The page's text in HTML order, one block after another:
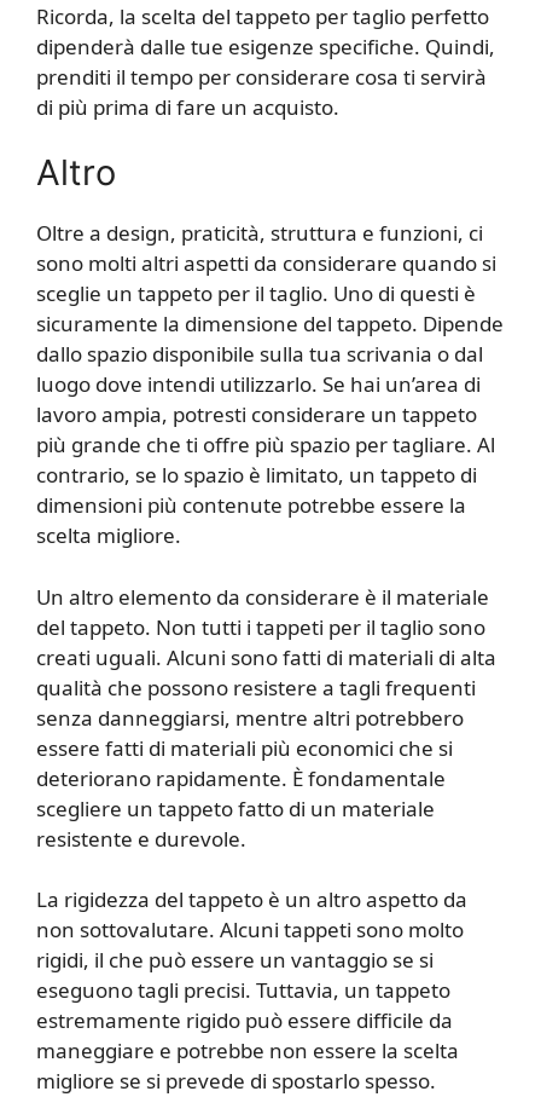
Ricorda, la scelta del tappeto per taglio perfetto
dipenderà dalle tue esigenze specifiche. Quindi,
prenditi il tempo per considerare cosa ti servirà
di più prima di fare un acquisto.
Altro
Oltre a design, praticità, struttura e funzioni, ci
sono molti altri aspetti da considerare quando si
sceglie un tappeto per il taglio. Uno di questi è
sicuramente la dimensione del tappeto. Dipende
dallo spazio disponibile sulla tua scrivania o dal
luogo dove intendi utilizzarlo. Se hai un’area di
lavoro ampia, potresti considerare un tappeto
più grande che ti offre più spazio per tagliare. Al
contrario, se lo spazio è limitato, un tappeto di
dimensioni più contenute potrebbe essere la
scelta migliore.
Un altro elemento da considerare è il materiale
del tappeto. Non tutti i tappeti per il taglio sono
creati uguali. Alcuni sono fatti di materiali di alta
qualità che possono resistere a tagli frequenti
senza danneggiarsi, mentre altri potrebbero
essere fatti di materiali più economici che si
deteriorano rapidamente. È fondamentale
scegliere un tappeto fatto di un materiale
resistente e durevole.
La rigidezza del tappeto è un altro aspetto da
non sottovalutare. Alcuni tappeti sono molto
rigidi, il che può essere un vantaggio se si
eseguono tagli precisi. Tuttavia, un tappeto
estremamente rigido può essere difficile da
maneggiare e potrebbe non essere la scelta
migliore se si prevede di spostarlo spesso.